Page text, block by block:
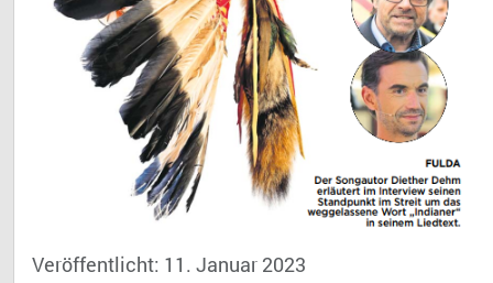
Veröffentlicht: 11. Januar 2023